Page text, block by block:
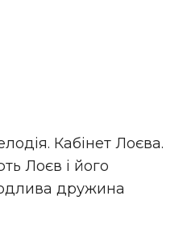
Кабінет Лоєва.
Лоєв і його
дружина